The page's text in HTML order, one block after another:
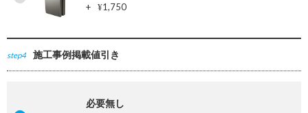
+ ¥1,750
step4 施工事例掲載値引き
必要無し